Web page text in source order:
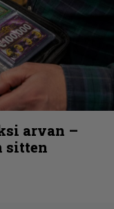
arvan –
sitten